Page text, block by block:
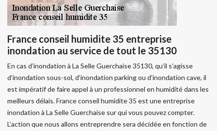
France conseil humidite 35 entreprise
inondation au service de tout le 35130
En cas d’inondation à La Selle Guerchaise 35130, qu’il s’agisse
d’inondation sous-sol, d’inondation parking ou d’inondation cave, il
est impératif de faire appel à un professionnel en humidité dans les
meilleurs délais. France conseil humidite 35 est une entreprise
inondation à La Selle Guerchaise sur qui vous pouvez compter.
L’action que nous allons entreprendre sera décidée en fonction de